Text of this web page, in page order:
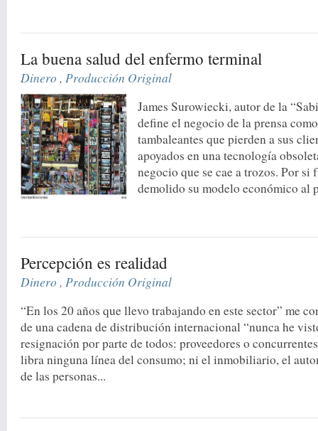
La buena salud del enfermo terminal
Dinero ,Producción Original
James Surowiecki, autor de la
define el negocio de la prensa
tambaleantes que pierden a sus
apoyados en una tecnología
negocio que se cae a trozos. Por si
demolido su modelo económico al
Percepción es realidad
Dinero ,Producción Original
“En los 20 años que llevo trabajando en este sector” me
de una cadena de distribución internacional “nunca he
resignación por parte de todos: proveedores o
libra ninguna línea del consumo; ni el inmobiliario, el
de las personas...